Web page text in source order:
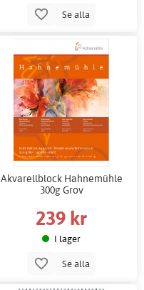
Se alla
Akvarellblock Hahnemühle
300g Grov
239 kr
I lager
Se alla